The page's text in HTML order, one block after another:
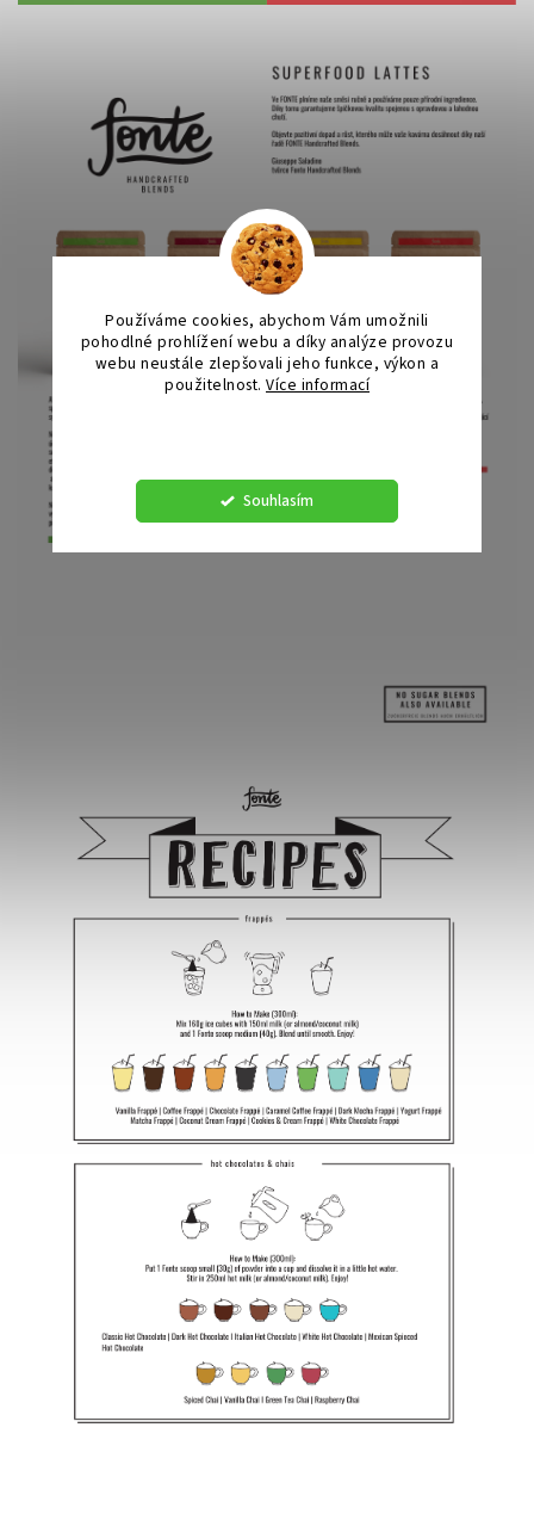
Používáme cookies, abychom Vám umožnili
pohodlné prohlížení webu a díky analýze provozu
webu neustále zlepšovali jeho funkce, výkon a
použitelnost. Více informací
Souhlasím